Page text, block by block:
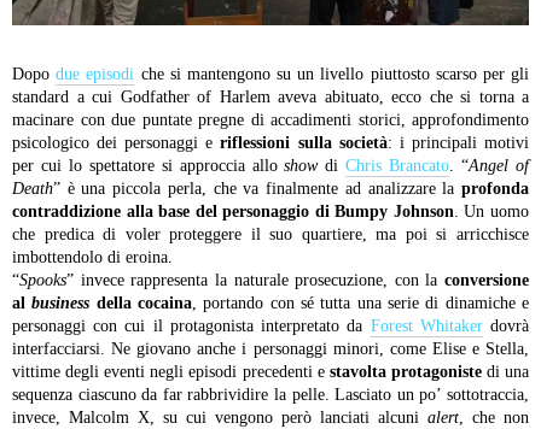
Dopodue episodi che si mantengono su un livello piuttosto scarso per gli
standard a cui Godfather of Harlem aveva abituato, ecco che si torna a
macinare con due puntate pregne di accadimenti storici, approfondimento
psicologico dei personaggi eriflessioni sulla società: i principali motivi
per cui lo spettatore si approccia alloshowdiChris Brancato. “Angel of
Death” è una piccola perla, che va finalmente ad analizzare la profonda
contraddizione alla base del personaggio di Bumpy Johnson. Un uomo
che predica di voler proteggere il suo quartiere, ma poi si arricchisce
imbottendolo di eroina.
“Spooks” invece rappresenta la naturale prosecuzione, con la conversione
albusiness della cocaina, portando con sé tutta una serie di dinamiche e
personaggi con cui il protagonista interpretato da Forest Whitakerdovrà
interfacciarsi. Ne giovano anche i personaggi minori, come Elise e Stella,
vittime degli eventi negli episodi precedenti e stavolta protagonistedi una
sequenza ciascuno da far rabbrividire la pelle. Lasciato un po’ sottotraccia,
invece, Malcolm X, su cui vengono però lanciati alcuni alert, che non